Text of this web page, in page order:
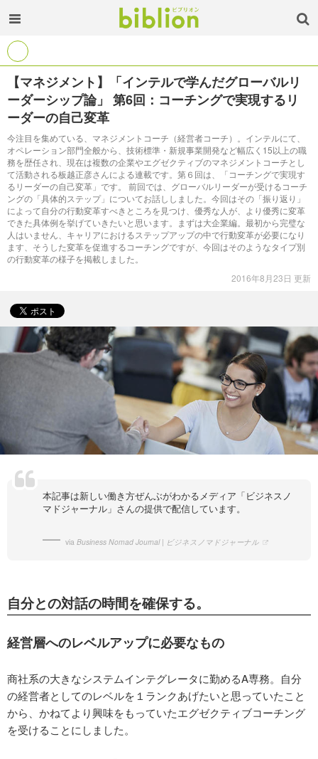
【マネジメント】「インテルで学んだグローバルリ
ーダーシップ論」 第6回：コーチングで実現するリ
ーダーの自己変革
今注目を集めている、マネジメントコーチ（経営者コーチ）。インテルにて、
オペレーション部門全般から、技術標準・新規事業開発など幅広く15以上の職
務を歴任され、現在は複数の企業やエグゼクティブのマネジメントコーチとし
て活動される板越正彦さんによる連載です。第６回は、「コーチングで実現す
るリーダーの自己変革」です。 前回では、グローバルリーダーが受けるコーチ
ングの「具体的ステップ」についてお話ししました。今回はその「振り返り」
によって自分の行動変革すべきところを見つけ、優秀な人が、より優秀に変革
できた具体例を挙げていきたいと思います。まずは大企業編。最初から完璧な
人はいません、キャリアにおけるステップアップの中で行動変革が必要になり
ます、そうした変革を促進するコーチングですが、今回はそのようなタイプ別
の行動変革の様子を掲載しました。
2016年8月23日 更新
本記事は新しい働き方ぜんぶがわかるメディア「ビジネスノ
マドジャーナル」さんの提供で配信しています。
via Business Nomad Journal | ビジネスノマドジャーナル
自分との対話の時間を確保する。
経営層へのレベルアップに必要なもの
商社系の大きなシステムインテグレータに勤めるA専務。自分
の経営者としてのレベルを１ランクあげたいと思っていたこと
から、かねてより興味をもっていたエグゼクティブコーチング
を受けることにしました。